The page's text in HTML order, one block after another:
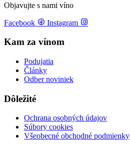
Objavujte s nami víno
Facebook Instagram
Kam za vínom
Podujatia
Články
Odber noviniek
Dôležité
Ochrana osobných údajov
Súbory cookies
Všeobecné obchodné podmienky